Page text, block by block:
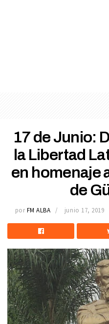
17 de Junio:
la Libertad
en homenaje
de
por FM ALBA junio 17, 2019